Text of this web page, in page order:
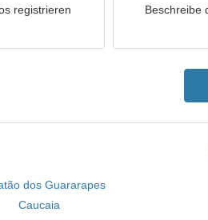
registrieren Beschreibe
dos Guararapes
Caucaia